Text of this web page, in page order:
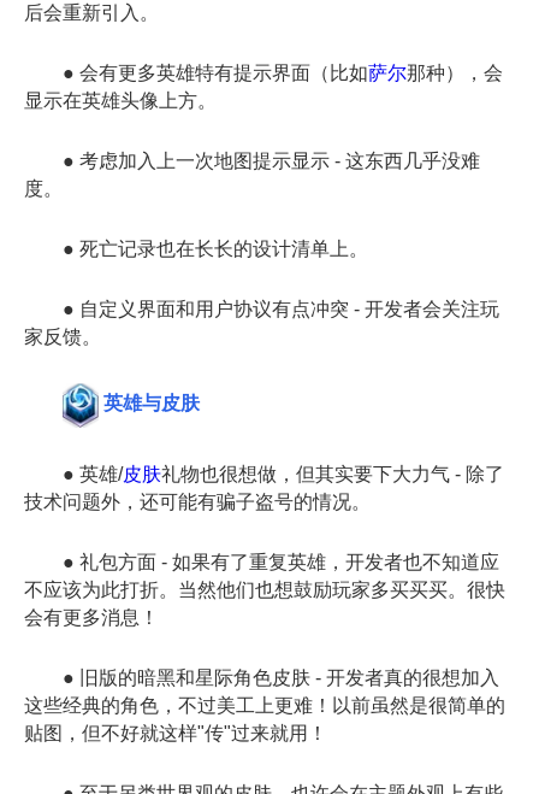
后会重新引入。
● 会有更多英雄特有提示界面（比如萨尔那种），会
显示在英雄头像上方。
● 考虑加入上一次地图提示显示 - 这东西几乎没难
度。
● 死亡记录也在长长的设计清单上。
● 自定义界面和用户协议有点冲突 - 开发者会关注玩
家反馈。
英雄与皮肤
● 英雄/皮肤礼物也很想做，但其实要下大力气 - 除了
技术问题外，还可能有骗子盗号的情况。
● 礼包方面 - 如果有了重复英雄，开发者也不知道应
不应该为此打折。当然他们也想鼓励玩家多买买买。很快
会有更多消息！
● 旧版的暗黑和星际角色皮肤 - 开发者真的很想加入
这些经典的角色，不过美工上更难！以前虽然是很简单的
贴图，但不好就这样"传"过来就用！